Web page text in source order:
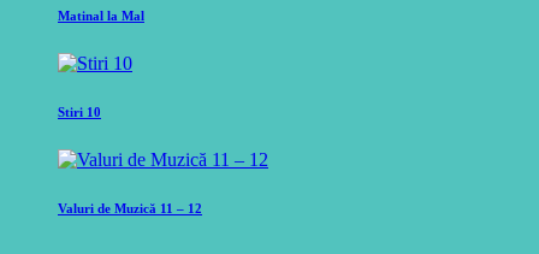
Matinal la Mal
Stiri 10
Valuri de Muzică 11 – 12